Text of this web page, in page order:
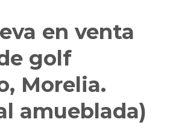
en venta
golf
Morelia.
amueblada)